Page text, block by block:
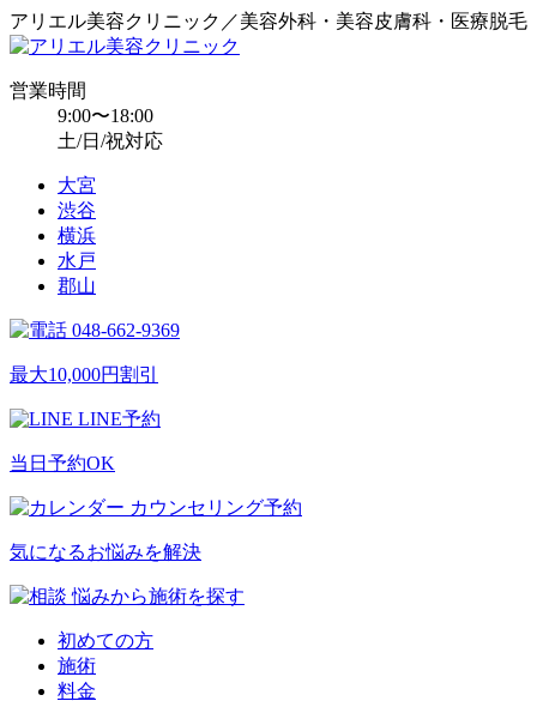
アリエル美容クリニック／美容外科・美容皮膚科・医療脱毛
営業時間
9:00〜18:00
土/日/祝対応
大宮
渋谷
横浜
水戸
郡山
048-662-9369
最大10,000円割引
LINE予約
当日予約OK
カウンセリング予約
気になるお悩みを解決
悩みから施術を探す
初めての方
施術
料金